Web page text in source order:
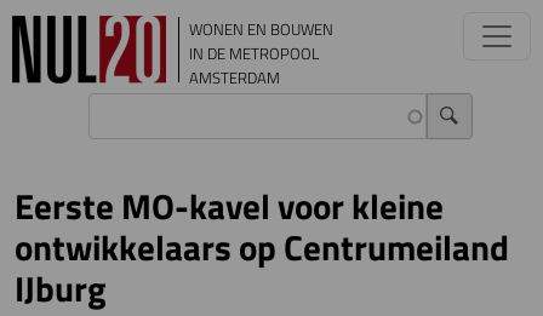
Overslaan en naar de inhoud gaan
WONEN EN BOUWEN
IN DE METROPOOL
AMSTERDAM
Eerste MO-kavel voor kleine
ontwikkelaars op Centrumeiland
IJburg